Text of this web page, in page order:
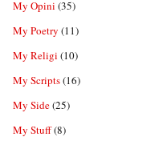
My Opini (35)
My Poetry (11)
My Religi (10)
My Scripts(16)
My Side(25)
My Stuff(8)